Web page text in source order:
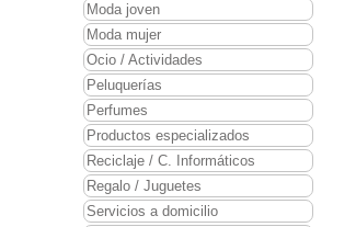
Moda joven
Moda mujer
Ocio / Actividades
Peluquerías
Perfumes
Productos especializados
Reciclaje / C. Informáticos
Regalo / Juguetes
Servicios a domicilio